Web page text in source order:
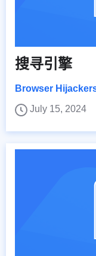
搜寻引擎
Browser
July 15, 2024